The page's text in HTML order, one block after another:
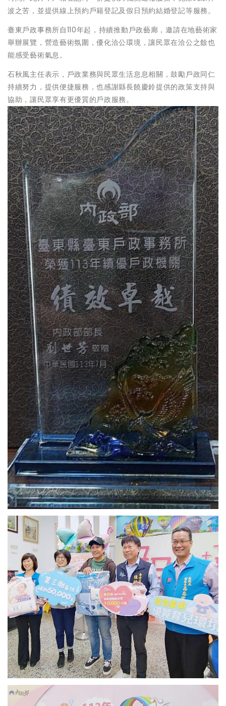
波之苦，並提供線上預約戶籍登記及假日預約結婚登記等服務。
臺東戶政事務所自110年起，持續推動戶政藝廊，邀請在地藝術家
舉辦展覽，營造藝術氛圍，優化洽公環境，讓民眾在洽公之餘也
能感受藝術氣息。
石秋風主任表示，戶政業務與民眾生活息息相關，鼓勵戶政同仁
持續努力，提供便捷服務，也感謝縣長饒慶鈴提供的政策支持與
協助，讓民眾享有更優質的戶政服務。